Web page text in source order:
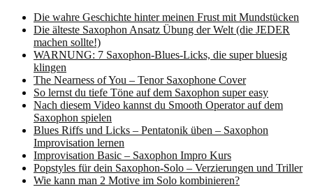
Die wahre Geschichte hinter meinen Frust mit Mundstücken
Die älteste Saxophon Ansatz Übung der Welt (die JEDER
machen sollte!)
WARNUNG: 7 Saxophon-Blues-Licks, die super bluesig
klingen
The Nearness of You – Tenor Saxophone Cover
So lernst du tiefe Töne auf dem Saxophon super easy
Nach diesem Video kannst du Smooth Operator auf dem
Saxophon spielen
Blues Riffs und Licks – Pentatonik üben – Saxophon
Improvisation lernen
Improvisation Basic – Saxophon Impro Kurs
Popstyles für dein Saxophon-Solo – Verzierungen und Triller
Wie kann man 2 Motive im Solo kombinieren?